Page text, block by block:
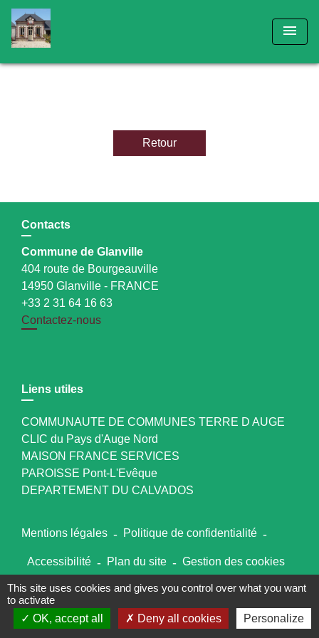
menu
Retour
Contacts
Commune de Glanville
404 route de Bourgeauville
14950 Glanville - FRANCE
+33 2 31 64 16 63
Contactez-nous
Liens utiles
COMMUNAUTE DE COMMUNES TERRE D AUGE
CLIC du Pays d'Auge Nord
MAISON FRANCE SERVICES
PAROISSE Pont-L'Evêque
DEPARTEMENT DU CALVADOS
Mentions légales - Politique de confidentialité -
Accessibilité - Plan du site - Gestion des cookies
Site créé en partenariat avec Réseau des Communes
This site uses cookies and gives you control over what you want
to activate
OK, accept all
Deny all cookies Personalize